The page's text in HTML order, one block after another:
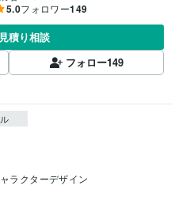
5.0フォロワー149
積り相談
フォロー149
ラクターデザイン